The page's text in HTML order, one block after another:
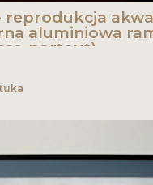
reprodukcja
aluminiowa
partout)